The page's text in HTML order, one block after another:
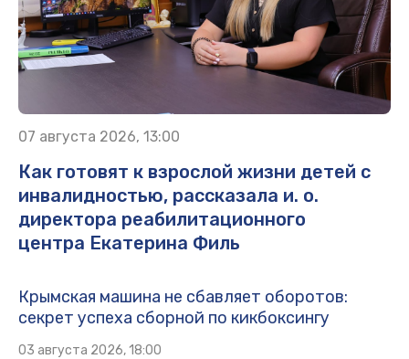
07 августа 2026, 13:00
Как готовят к взрослой жизни детей с
инвалидностью, рассказала и. о.
директора реабилитационного
центра Екатерина Филь
Крымская машина не сбавляет оборотов:
секрет успеха сборной по кикбоксингу
03 августа 2026, 18:00